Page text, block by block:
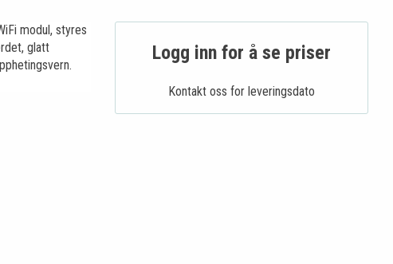
modul, styres
glatt
Logg inn for å se priser
Kontakt oss for leveringsdato